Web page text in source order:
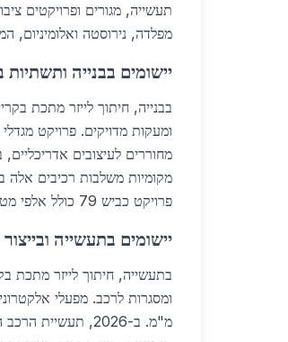
תעשייה, מגורים ופרויקטים
מפלדה, נירוסטה ואלומיניום,
יישומים בבנייה ותשתיות
בבנייה, חיתוך לייזר מתכת
פרויקט כביש 79 כולל אלפי מטרים של חיתוכים לייזר לפלדה עבה.
יישומים בתעשייה ובייצור
בתעשייה, חיתוך לייזר מתכת